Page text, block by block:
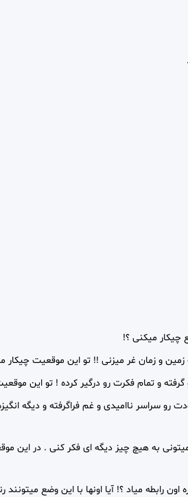
میکنی ؟!
و زمان غر میزنی !! تو این موقعیت چیکار
و تمام فکرت رو درگیر کرده ! تو این
سراسر ناامیدی و غم فراگرفته و دیگه
به هیچ چیز دیگه ای فکر کنی . در این
رابطه میاد ؟! آیا اونها با این وضع